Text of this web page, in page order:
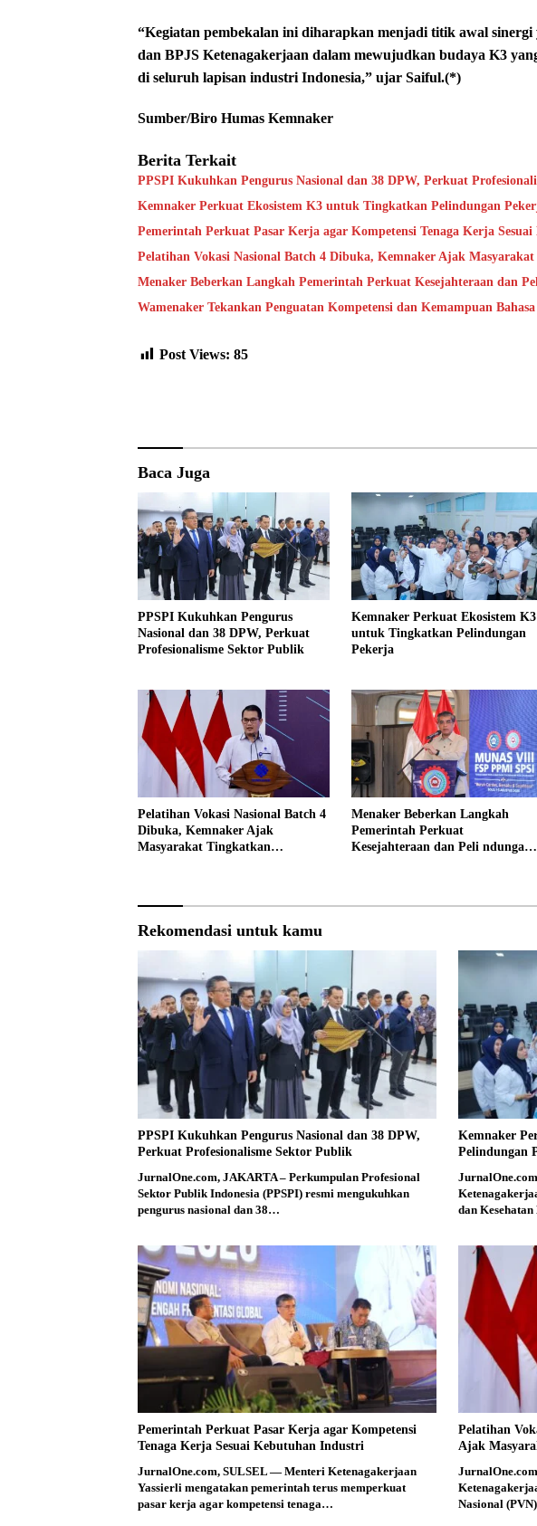
“Kegiatan pembekalan ini diharapkan menjadi titik awal
dan BPJS Ketenagakerjaan dalam mewujudkan budaya K3
di seluruh lapisan industri Indonesia,” ujar Saiful.(*)
Sumber/Biro Humas Kemnaker
Berita Terkait
PPSPI Kukuhkan Pengurus Nasional dan 38 DPW, Perkuat
Kemnaker Perkuat Ekosistem K3 untuk Tingkatkan Pelindungan
Pemerintah Perkuat Pasar Kerja agar Kompetensi Tenaga Kerja
Pelatihan Vokasi Nasional Batch 4 Dibuka, Kemnaker Ajak
Menaker Beberkan Langkah Pemerintah Perkuat Kesejahteraan dan
Wamenaker Tekankan Penguatan Kompetensi dan Kemampuan
Post Views: 85
Baca Juga
PPSPI Kukuhkan Pengurus
Nasional dan 38 DPW, Perkuat
Profesionalisme Sektor Publik
Kemnaker Perkuat Ekosistem K3
untuk Tingkatkan Pelindungan
Pekerja
Pelatihan Vokasi Nasional Batch 4
Dibuka, Kemnaker Ajak
Masyarakat Tingkatkan
Menaker Beberkan Langkah
Pemerintah Perkuat
Kesejahteraan dan Peli ndungan
Rekomendasi untuk kamu
PPSPI Kukuhkan Pengurus Nasional dan 38 DPW,
Perkuat Profesionalisme Sektor Publik
JurnalOne.com, JAKARTA – Perkumpulan Profesional
Sektor Publik Indonesia (PPSPI) resmi mengukuhkan
pengurus nasional dan 38…
Kemnaker
Pelindungan
dan
Pemerintah Perkuat Pasar Kerja agar Kompetensi
Tenaga Kerja Sesuai Kebutuhan Industri
JurnalOne.com, SULSEL — Menteri Ketenagakerjaan
Yassierli mengatakan pemerintah terus memperkuat
pasar kerja agar kompetensi tenaga…
Pelatihan
Ajak
Nasional